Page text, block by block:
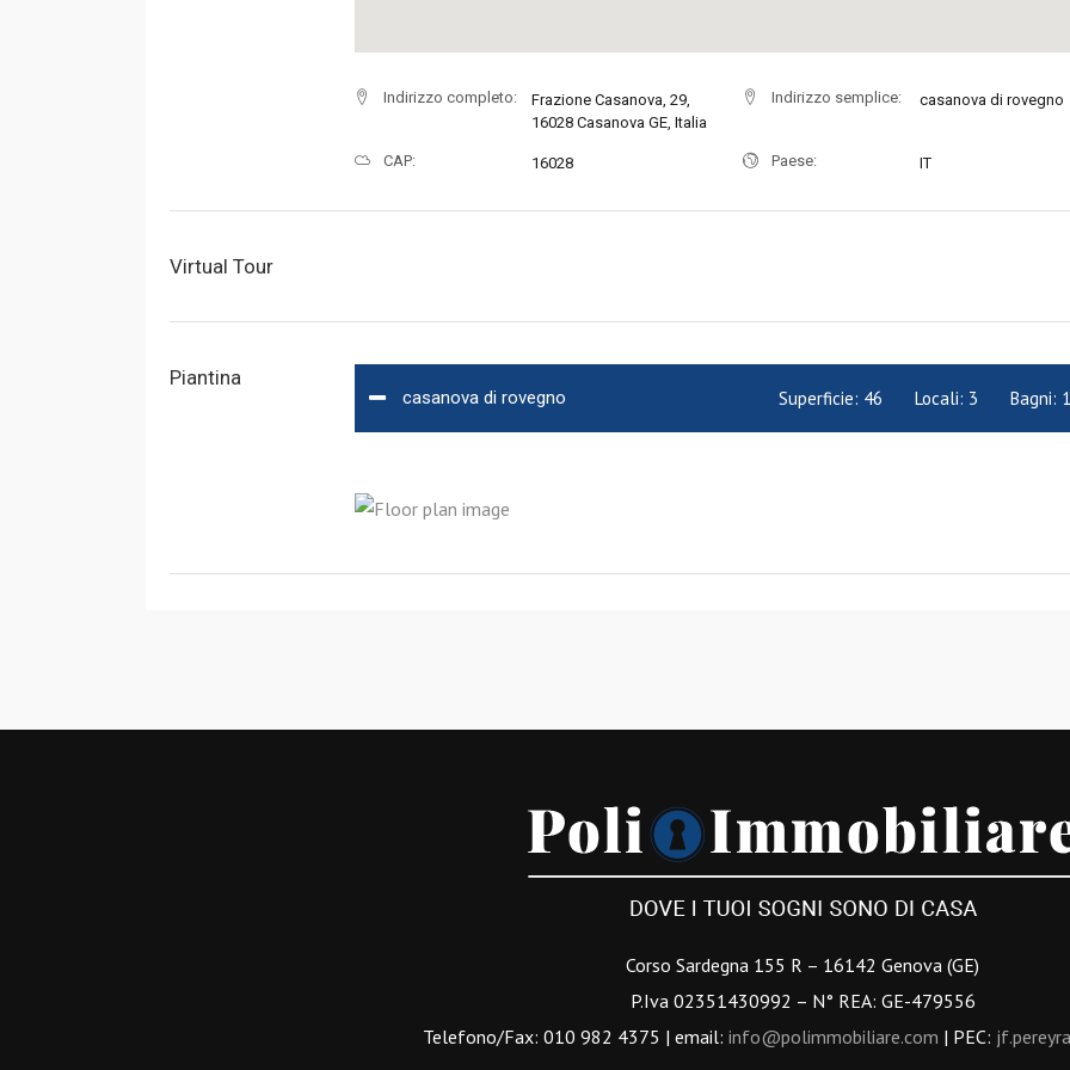
Indirizzo completo:
Frazione Casanova, 29,
16028 Casanova GE, Italia
Indirizzo semplice: casanova di rovegno
CAP: 16028 Paese: IT
Virtual Tour
Piantina
casanova di rovegno Superficie: 46 Locali: 3 Bagni: 1
Corso Sardegna 155 R – 16142 Genova (GE)
P.Iva 02351430992 – N° REA: GE-479556
Telefono/Fax: 010 982 4375 | email: info@polimmobiliare.com | PEC: